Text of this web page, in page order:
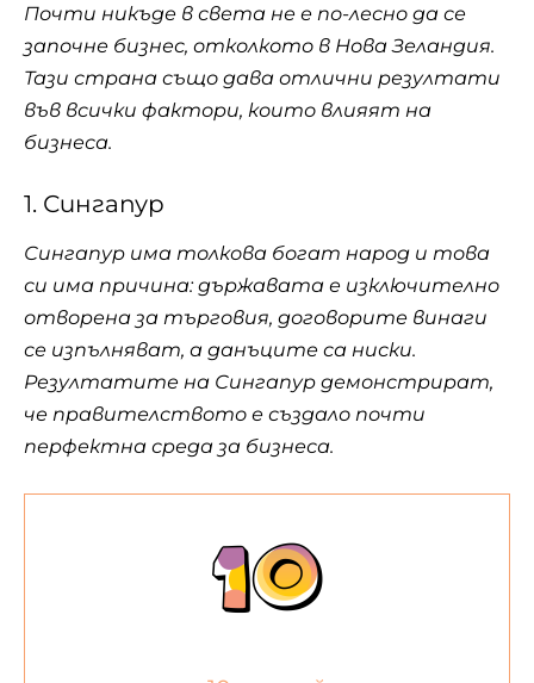
Почти никъде в света не е по-лесно да се
започне бизнес, отколкото в Нова Зеландия.
Тази страна също дава отлични резултати
във всички фактори, които влияят на
бизнеса.
1. Сингапур
Сингапур има толкова богат народ и това
си има причина: държавата е изключително
отворена за търговия, договорите винаги
се изпълняват, а данъците са ниски.
Резултатите на Сингапур демонстрират,
че правителството е създало почти
перфектна среда за бизнеса.